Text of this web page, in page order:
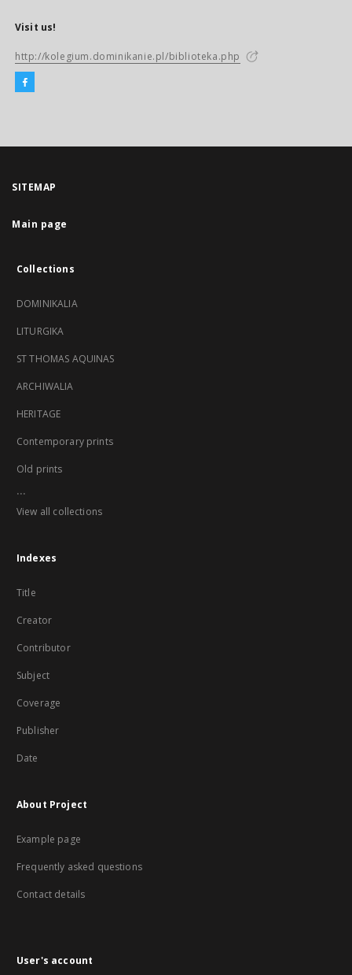
Visit us!
http://kolegium.dominikanie.pl/biblioteka.php
SITEMAP
Main page
Collections
DOMINIKALIA
LITURGIKA
ST THOMAS AQUINAS
ARCHIWALIA
HERITAGE
Contemporary prints
Old prints
...
View all collections
Indexes
Title
Creator
Contributor
Subject
Coverage
Publisher
Date
About Project
Example page
Frequently asked questions
Contact details
User's account